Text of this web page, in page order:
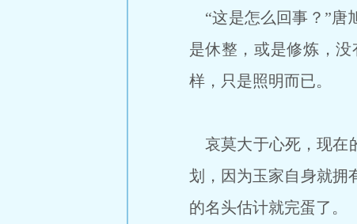
“这是怎么回事？”唐
是休整，或是修炼，
样，只是照明而已。
哀莫大于心死，现在
划，因为玉家自身就拥
的名头估计就完蛋了。